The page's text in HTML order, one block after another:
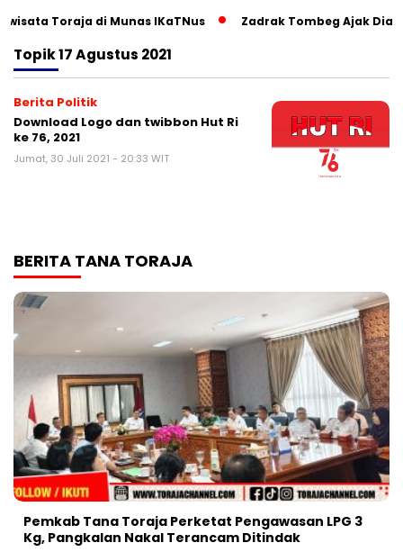
Toraja di Munas IKaTNus
Zadrak Tombeg Ajak
Topik17 Agustus 2021
Berita Politik
Download Logo dan twibbon Hut Ri
ke 76, 2021
Jumat, 30 Juli 2021 - 20:33 WIT
BERITA TANA TORAJA
Pemkab Tana Toraja Perketat Pengawasan LPG 3
Kg, Pangkalan Nakal Terancam Ditindak